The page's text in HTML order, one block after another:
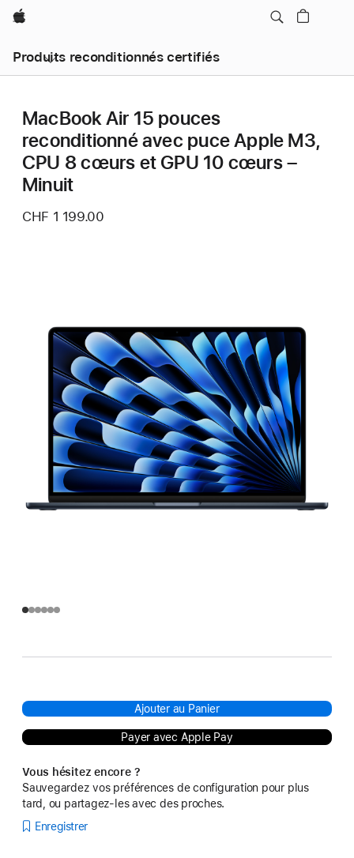
Apple
Produits reconditionnés certifiés
MacBook Air 15 pouces
reconditionné avec puce Apple M3,
CPU 8 cœurs et GPU 10 cœurs –
Minuit
CHF 1 199.00
Ajouter au Panier
Payer avec Apple Pay
Vous hésitez encore ?
Sauvegardez vos préférences de configuration pour plus
tard, ou partagez-les avec des proches.
Enregistrer